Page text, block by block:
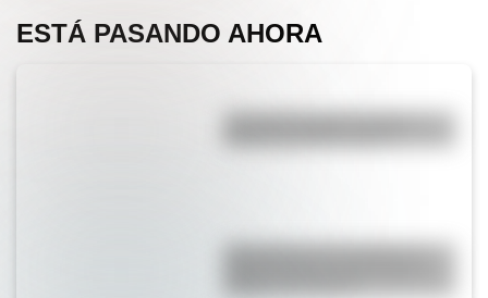
ESTÁ PASANDO AHORA
¿Por qué siempre vemos la
misma cara de la Luna?
¿Por qué se nos arrugan los
tiempo en el agua?